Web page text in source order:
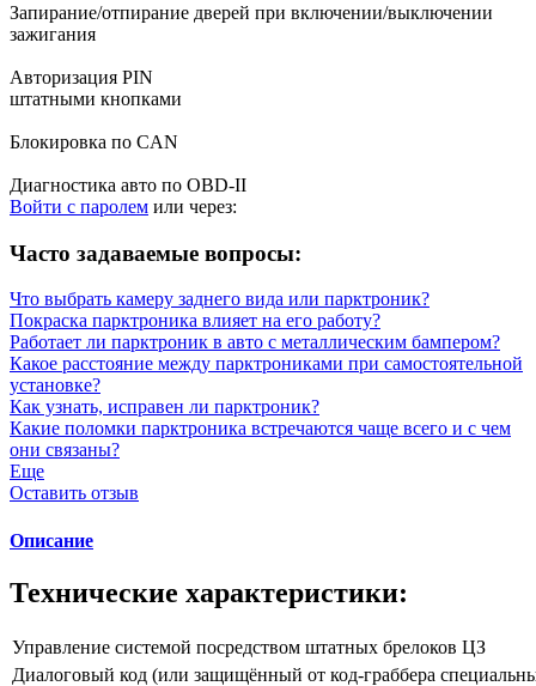
Запирание/отпирание дверей при включении/выключении
зажигания
Авторизация PIN
штатными кнопками
Блокировка по CAN
Диагностика авто по OBD-II
Войти с паролем или через:
Часто задаваемые вопросы:
Что выбрать камеру заднего вида или парктроник?
Покраска парктроника влияет на его работу?
Работает ли парктроник в авто с металлическим бампером?
Какое расстояние между парктрониками при самостоятельной
установке?
Как узнать, исправен ли парктроник?
Какие поломки парктроника встречаются чаще всего и с чем
они связаны?
Еще
Оставить отзыв
Описание
Технические характеристики:
Управление системой посредством штатных брелоков ЦЗ
Диалоговый код (или защищённый от код-граббера